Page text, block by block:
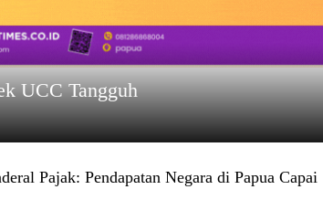
UCC Tangguh
Pajak: Pendapatan Negara di Papua Capai